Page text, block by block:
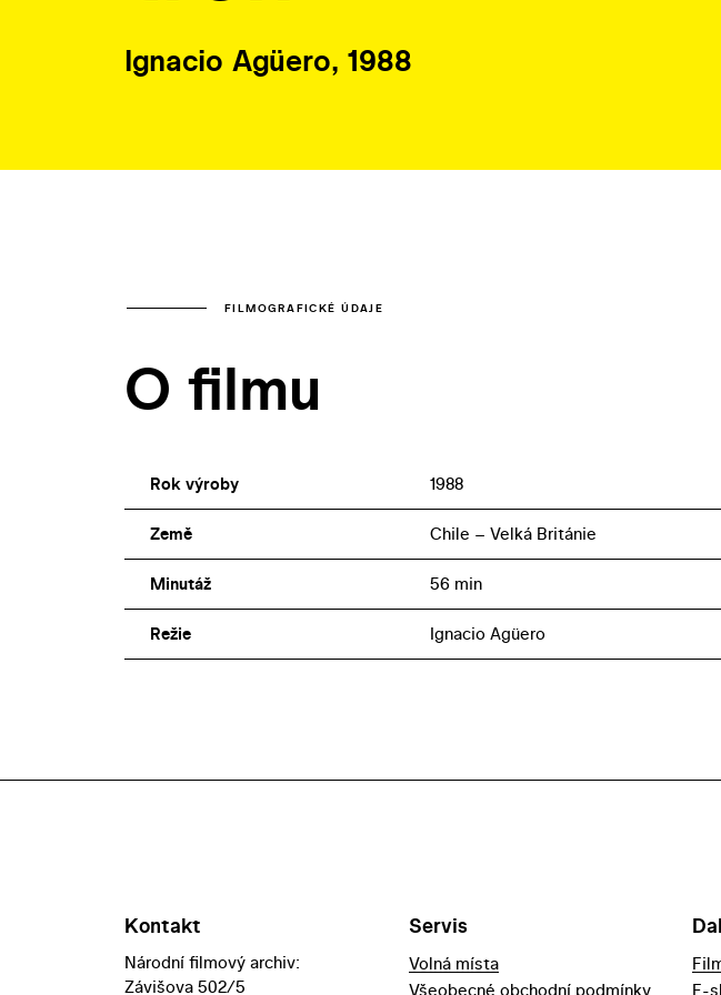
Ignacio Agüero, 1988
FILMOGRAFICKÉ ÚDAJE
O filmu
Rok výroby 1988
Země Chile – Velká Británie
Minutáž 56 min
Režie Ignacio Agüero
Kontakt
Národní filmový archiv:
Závišova 502/5
Servis
Volná místa
Všeobecné obchodní podmínky
E-